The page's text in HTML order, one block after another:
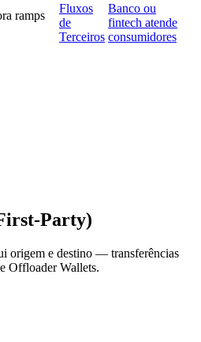
ramps
Fluxos
de
Terceiros
Banco ou
fintech atende
consumidores
Party)
origem e destino — transferências
Offloader Wallets.